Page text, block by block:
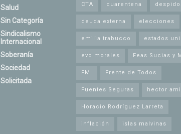
Salud
Sin Categoría
Sindicalismo
Internacional
Soberanía
Sociedad
Solicitada
CTA cuarentena
deuda externa elecciones
emilia trabucco estados
evo morales Feas Sucias y
FMI Frente de Todos
Fuentes Seguras hector
Horacio Rodríguez Larreta
inflación islas malvinas